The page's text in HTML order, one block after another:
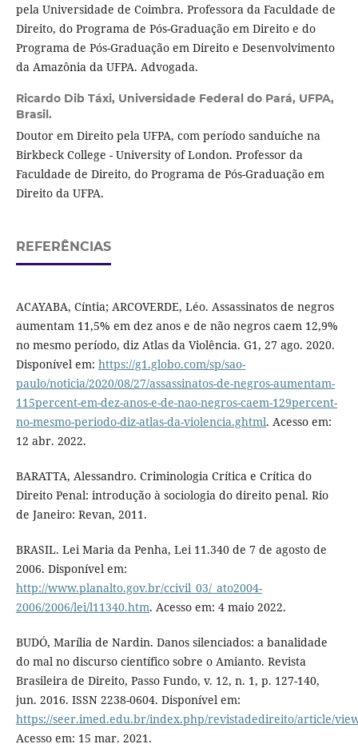
pela Universidade de Coimbra. Professora da Faculdade de
Direito, do Programa de Pós-Graduação em Direito e do
Programa de Pós-Graduação em Direito e Desenvolvimento
da Amazônia da UFPA. Advogada.
Ricardo Dib Táxi, Universidade Federal do Pará, UFPA,
Brasil.
Doutor em Direito pela UFPA, com período sanduíche na
Birkbeck College - University of London. Professor da
Faculdade de Direito, do Programa de Pós-Graduação em
Direito da UFPA.
REFERÊNCIAS
ACAYABA, Cíntia; ARCOVERDE, Léo. Assassinatos de negros
aumentam 11,5% em dez anos e de não negros caem 12,9%
no mesmo período, diz Atlas da Violência. G1, 27 ago. 2020.
Disponível em: https://g1.globo.com/sp/sao-
paulo/noticia/2020/08/27/assassinatos-de-negros-aumentam-
115percent-em-dez-anos-e-de-nao-negros-caem-129percent-
no-mesmo-periodo-diz-atlas-da-violencia.ghtml. Acesso em:
12 abr. 2022.
BARATTA, Alessandro. Criminologia Crítica e Crítica do
Direito Penal: introdução à sociologia do direito penal. Rio
de Janeiro: Revan, 2011.
BRASIL. Lei Maria da Penha, Lei 11.340 de 7 de agosto de
2006. Disponível em:
http://www.planalto.gov.br/ccivil_03/_ato2004-
2006/2006/lei/l11340.htm. Acesso em: 4 maio 2022.
BUDÓ, Marília de Nardin. Danos silenciados: a banalidade
do mal no discurso científico sobre o Amianto. Revista
Brasileira de Direito, Passo Fundo, v. 12, n. 1, p. 127-140,
jun. 2016. ISSN 2238-0604. Disponível em:
https://seer.imed.edu.br/index.php/revistadedireito/article/
Acesso em: 15 mar. 2021.